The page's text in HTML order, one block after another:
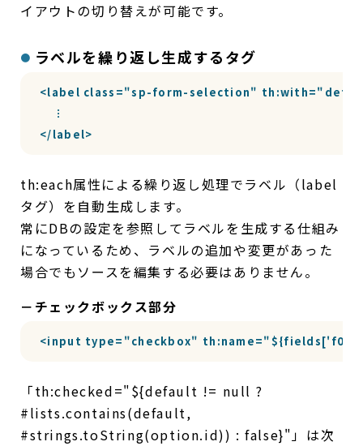
イアウトの切り替えが可能です。
ラベルを繰り返し生成するタグ
<label class="sp-form-selection"
    ︙
</label>
th:each属性による繰り返し処理でラベル（label
タグ）を自動生成します。
常にDBの設定を参照してラベルを生成する仕組み
になっているため、ラベルの追加や変更があった
場合でもソースを編集する必要はありません。
－チェックボックス部分
<input type="checkbox"
「th:checked="${default != null ?
#lists.contains(default,
#strings.toString(option.id)) : false}"」は次